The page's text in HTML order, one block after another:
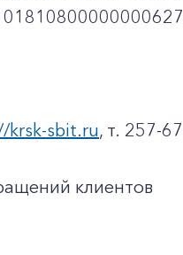
krsk-sbit.ru, т. 257-
клиентов